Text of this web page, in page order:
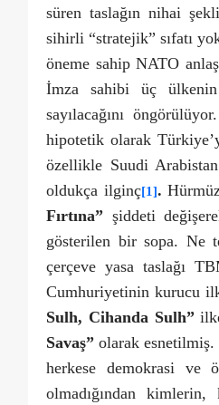
süren taslağın nihai
sihirli “stratejik” sıfatı
öneme sahip NATO
İmza sahibi üç ülkenin
sayılacağını
hipotetik olarak
özellikle Suudi
oldukça ilginç[1].
Fırtına” şiddeti
gösterilen bir sopa. Ne
çerçeve yasa taslağı
Cumhuriyetinin kurucu
Sulh, Cihanda Sulh”
Savaş” olarak esnetilmiş.
herkese demokrasi ve
olmadığından